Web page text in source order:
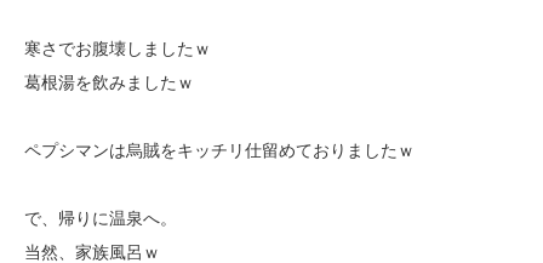
寒さでお腹壊しましたｗ
葛根湯を飲みましたｗ
ペプシマンは烏賊をキッチリ仕留めておりましたｗ
で、帰りに温泉へ。
当然、家族風呂ｗ